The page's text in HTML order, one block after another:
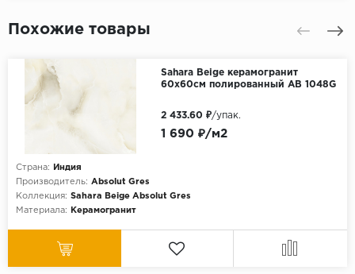
Похожие товары
Sahara Beige керамогранит
60x60см полированный AB 1048G
Страна:
Индия
Производитель: Absolut Gres
Коллекция: Sahara Beige Absolut Gres
Материала:
Керамогранит
1 690 ₽/м2
2 433.60 ₽/упак.